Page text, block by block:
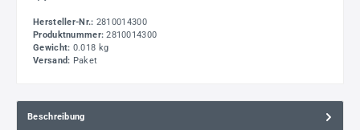
Hersteller-Nr.: 2810014300
Produktnummer: 2810014300
Gewicht: 0.018 kg
Versand: Paket
Beschreibung